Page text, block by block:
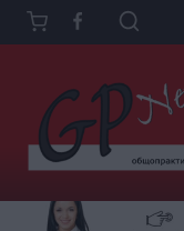
Към
съдържанието